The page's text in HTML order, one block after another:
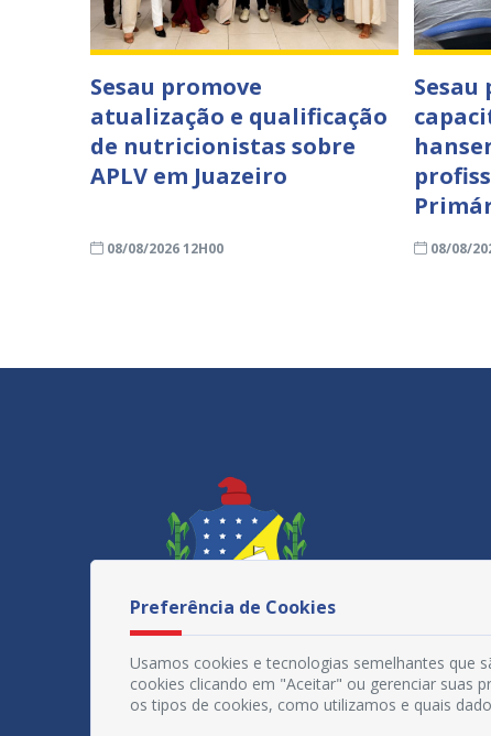
Sesau promove
atualização e qualificação
de nutricionistas sobre
APLV em Juazeiro
08/08/2026 12H00
Sesau
08/08/
Preferência de Cookies
Usamos cookies e tecnologias semelhantes que
cookies clicando em "Aceitar" ou gerenciar suas
os tipos de cookies, como utilizamos e quais